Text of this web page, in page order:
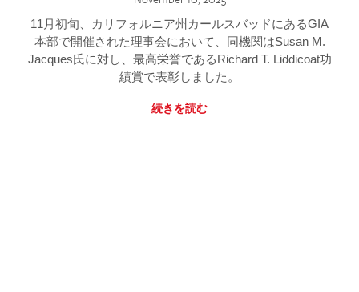
11月初旬、カリフォルニア州カールスバッドにあるGIA
本部で開催された理事会において、同機関はSusan M.
Jacques氏に対し、最高栄誉であるRichard T. Liddicoat功
績賞で表彰しました。
続きを読む